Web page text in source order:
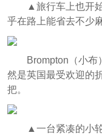
▲旅行车上也开
乎在路上能省去不少
Brompton（小布
然是英国最受欢迎的
把。
▲一台紧凑的小